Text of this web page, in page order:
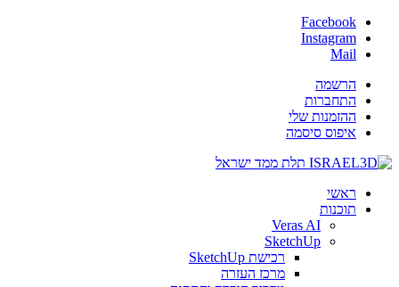
Facebook
Instagram
Mail
הרשמה
התחברות
ההזמנות שלי
איפוס סיסמה
ראשי
תוכנות
Veras AI
SketchUp
רכישת SketchUp
מרכז העזרה